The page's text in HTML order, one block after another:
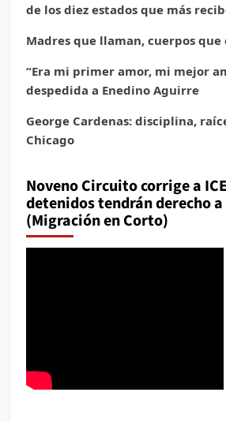
de los diez estados que más
Madres que llaman, cuerpos que
“Era mi primer amor, mi mejor
despedida a Enedino Aguirre
George Cardenas: disciplina,
Chicago
Noveno Circuito corrige a
detenidos tendrán derecho
(Migración en Corto)